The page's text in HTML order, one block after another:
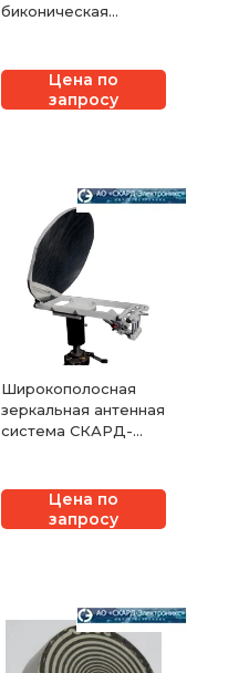
биконическая
121М1
Цена по
запросу
Широкополосная
зеркальная антенная
система СКАРД-
Цена по
запросу